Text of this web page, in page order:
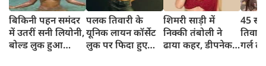
बिकिनी पहन समंदर
में उतरीं सनी लियोनी,
बोल्ड लुक हुआ
पलक तिवारी के
यूनिक लायन कॉर्सेट
लुक पर फिदा हुए
शिमरी साड़ी में
निक्की तंबोली ने
ढाया कहर, डीपनेक
45
गर्ल